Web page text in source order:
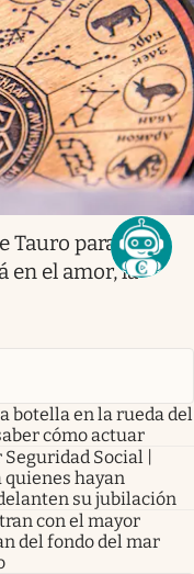
Tauro para HOY,
en el amor, la
botella en la rueda del
cómo actuar
Social |
quienes hayan
su jubilación
con el mayor
del fondo del mar